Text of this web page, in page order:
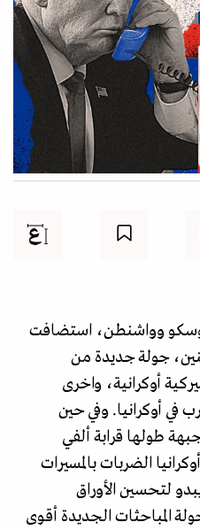
وواشنطن، استضافت
جولة جديدة من
أوكرانية، واخرى
في أوكرانيا. وفي حين
طولها قرابة ألفي
الضربات بالمسيرات
لتحسين الأوراق
المباحثات الجديدة أقوى